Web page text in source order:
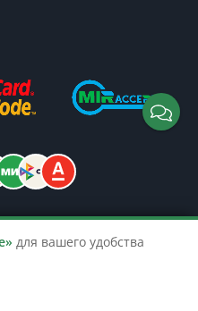
Продажа водных
по России
для вашего удобства